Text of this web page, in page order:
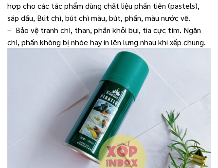
hợp cho các tác phẩm dùng chất liệu phấn tiên (pastels),
sáp dầu, Bút chì, bút chì màu, bút, phấn, màu nước vẽ.
– Bảo vệ tranh chì, than, phấn khỏi bụi, tia cực tím. Ngăn
chì, phấn không bị nhòe hay in lên lưng nhau khi xếp chung.